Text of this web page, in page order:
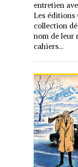
entretien
Les éditions
collection
nom de leur
cahiers…